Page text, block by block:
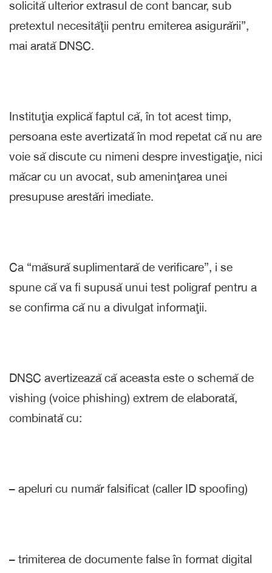
solicită ulterior extrasul de cont bancar, sub
pretextul necesităţii pentru emiterea asigurării”,
mai arată DNSC.
Instituţia explică faptul că, în tot acest timp,
persoana este avertizată în mod repetat că nu are
voie să discute cu nimeni despre investigaţie, nici
măcar cu un avocat, sub ameninţarea unei
presupuse arestări imediate.
Ca “măsură suplimentară de verificare”, i se
spune că va fi supusă unui test poligraf pentru a
se confirma că nu a divulgat informaţii.
DNSC avertizează că aceasta este o schemă de
vishing (voice phishing) extrem de elaborată,
combinată cu:
– apeluri cu număr falsificat (caller ID spoofing)
– trimiterea de documente false în format digital